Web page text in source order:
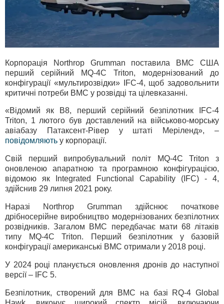
Корпорація Northrop Grumman поставила ВМС США
перший серійний MQ-4C Triton, модернізований до
конфігурації «мультирозвідки» IFC-4, щоб задовольнити
критичні потреби ВМС у розвідці та цілевказанні.
«Відомий як B8, перший серійний безпілотник IFC-4
Triton, 1 лютого був доставлений на військово-морську
авіабазу Патаксент-Рівер у штаті Меріленд», –
повідомляють у корпорації.
Свій перший випробувальний політ MQ-4C Triton з
оновленою апаратною та програмною конфігурацією,
відомою як Integrated Functional Capability (IFC) - 4,
здійснив 29 липня 2021 року.
Наразі Northrop Grumman здійснює початкове
дрібносерійне виробництво модернізованих безпілотних
розвідників. Загалом ВМС передбачає мати 68 літаків
типу MQ-4C Triton. Перший безпілотник у базовій
конфігурації американські ВМС отримали у 2018 році.
У 2024 році планується оновлення дронів до наступної
версії – IFC 5.
Безпілотник, створений для ВМС на базі RQ-4 Global